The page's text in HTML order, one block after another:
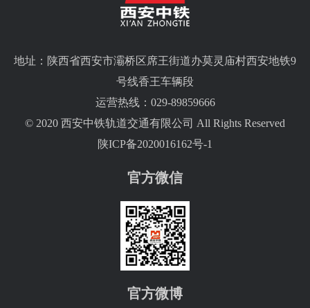
地址：陕西省西安市灞桥区席王街道办莫灵庙村西安地铁9
号线香王车辆段
运营热线：029-89859666
陕ICP备2020016162号-1
© 2020 西安中铁轨道交通有限公司 All Rights Reserved
官方微信
官方微博